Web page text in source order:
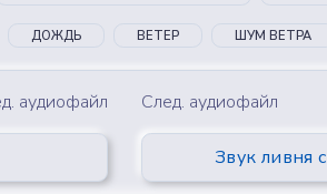
ДОЖДЬ ВЕТЕР ШУМ ВЕТРА
аудиофайл След. аудиофайл
Звук ливня